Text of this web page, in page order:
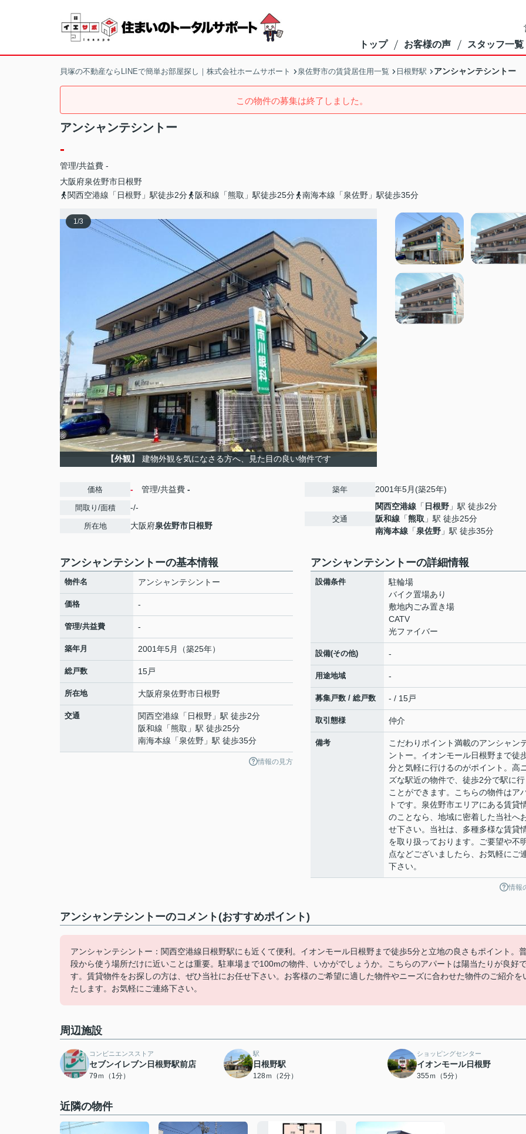
トップ お客様の声 スタッフ一覧
貝塚の不動産ならLINEで簡単お部屋探し｜株式会社ホームサポート 泉佐野市の賃貸居住用一覧 日根野駅 アンシャンテシントー
この物件の募集は終了しました。
アンシャンテシントー
-
管理/共益費 -
大阪府泉佐野市日根野
関西空港線「日根野」駅徒歩2分
阪和線「熊取」駅徒歩25分 南海本線「泉佐野」駅徒歩35分
1/3
【外観】 建物外観を気になさる方へ、見た目の良い物件です
価格 - 管理/共益費 -
間取り/面積 -/-
所在地 大阪府泉佐野市日根野
築年 2001年5月(築25年)
交通
関西空港線 「 日根野 」駅 徒歩2分
阪和線 「熊取 」駅 徒歩25分
南海本線 「泉佐野 」駅 徒歩35分
アンシャンテシントーの基本情報
物件名 アンシャンテシントー
価格 -
管理/共益費 -
築年月 2001年5月（築25年）
総戸数 15戸
所在地 大阪府泉佐野市日根野
交通 関西空港線 「 日根野 」駅 徒歩2分
阪和線 「熊取 」駅 徒歩25分
南海本線 「泉佐野 」駅 徒歩35分
情報の見方
アンシャンテシントーの詳細情報
設備条件
駐輪場
バイク置場あり
敷地内ごみ置き場
CATV
光ファイバー
設備(その他) -
用途地域 -
募集戸数 / 総戸数 - / 15戸
取引態様 仲介
備考
こだわりポイント満載のアンシャン
ントー。イオンモール日根野まで徒
分と気軽に行けるのがポイント。高
ズな駅近の物件で、徒歩2分で駅に行
ことができます。こちらの物件はア
トです。泉佐野市エリアにある賃貸
のことなら、地域に密着した当社へ
せ下さい。当社は、多種多様な賃貸
を取り扱っております。ご要望や不
点などございましたら、お気軽にご
下さい。
情報
アンシャンテシントーのコメント(おすすめポイント)
アンシャンテシントー：関西空港線日根野駅にも近くて便利。イオンモール日根野まで徒歩5分と立地の良さもポイント。
段から使う場所だけに近いことは重要。駐車場まで100mの物件、いかがでしょうか。こちらのアパートは陽当たりが良好
す。賃貸物件をお探しの方は、ぜひ当社にお任せ下さい。お客様のご希望に適した物件やニーズに合わせた物件のご紹介を
たします。お気軽にご連絡下さい。
周辺施設
コンビニエンスストア
セブンイレブン日根野駅前店
79ｍ（1分）
駅
日根野駅
128ｍ（2分）
ショッピングセンター
イオンモール日根野
355ｍ（5分）
近隣の物件